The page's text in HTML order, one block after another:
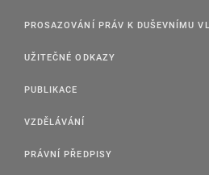
PROSAZOVÁNÍ PRÁV K DUŠEVNÍMU
UŽITEČNÉ ODKAZY
PUBLIKACE
VZDĚLÁVÁNÍ
PRÁVNÍ PŘEDPISY